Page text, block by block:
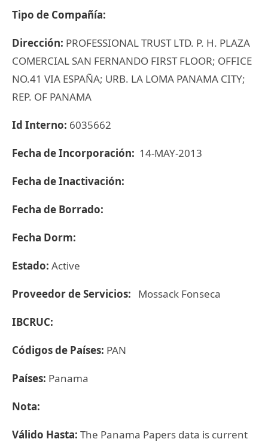
Tipo de Compañía:
Dirección: PROFESSIONAL TRUST LTD. P. H. PLAZA
COMERCIAL SAN FERNANDO FIRST FLOOR; OFFICE
NO.41 VIA ESPAÑA; URB. LA LOMA PANAMA CITY;
REP. OF PANAMA
Id Interno: 6035662
Fecha de Incorporación: 14-MAY-2013
Fecha de Inactivación:
Fecha de Borrado:
Fecha Dorm:
Estado: Active
Proveedor de Servicios: Mossack Fonseca
IBCRUC:
Códigos de Países: PAN
Países: Panama
Nota:
Válido Hasta: The Panama Papers data is current